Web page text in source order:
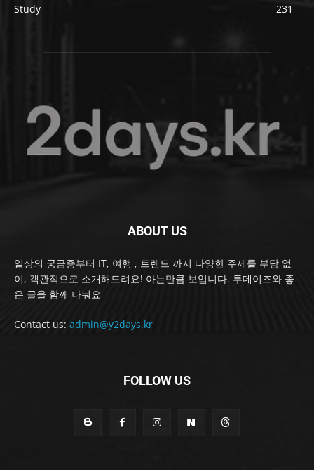
Study
231
ABOUT US
일상의 궁금증부터 IT, 여행 , 트렌드 까지 다양한 주제를 부담 없
이, 객관적으로 소개해드려요! 아는만큼 보입니다. 투데이즈와 좋
은 글을 함께 나눠요
Contact us: admin@y2days.kr
FOLLOW US